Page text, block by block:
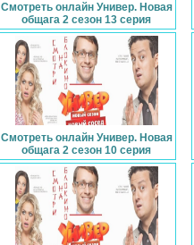
Смотреть онлайн Универ. Новая
общага 2 сезон 13 серия
Смотреть онлайн Универ. Новая
общага 2 сезон 10 серия